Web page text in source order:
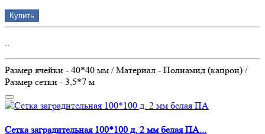
Купить
..
Размер ячейки - 40*40 мм / Материал - Полиамид (капрон) /
Размер сетки - 3,5*7 м
Сетка заградительная 100*100 д. 2 мм белая ПА...